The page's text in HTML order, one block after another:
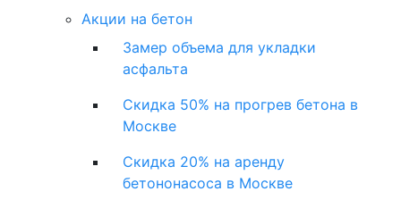
Акции на бетон
Замер объема для укладки
асфальта
Скидка 50% на прогрев бетона в
Москве
Скидка 20% на аренду
бетононасоса в Москве